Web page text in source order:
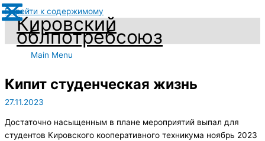
Перейти к содержимому
Кировский
облпотребсоюз
Main Menu
Кипит студенческая жизнь
27.11.2023
Достаточно насыщенным в плане мероприятий выпал для
студентов Кировского кооперативного техникума ноябрь 2023